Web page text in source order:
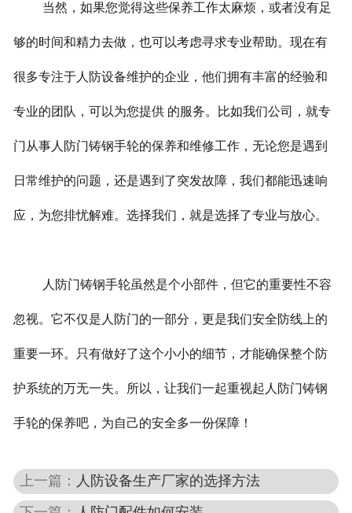
当然，如果您觉得这些保养工作太麻烦，或者没有足
够的时间和精力去做，也可以考虑寻求专业帮助。现在有
很多专注于人防设备维护的企业，他们拥有丰富的经验和
专业的团队，可以为您提供 的服务。比如我们公司，就专
门从事人防门铸钢手轮的保养和维修工作，无论您是遇到
日常维护的问题，还是遇到了突发故障，我们都能迅速响
应，为您排忧解难。选择我们，就是选择了专业与放心。
人防门铸钢手轮虽然是个小部件，但它的重要性不容
忽视。它不仅是人防门的一部分，更是我们安全防线上的
重要一环。只有做好了这个小小的细节，才能确保整个防
护系统的万无一失。所以，让我们一起重视起人防门铸钢
手轮的保养吧，为自己的安全多一份保障！
上一篇： 人防设备生产厂家的选择方法